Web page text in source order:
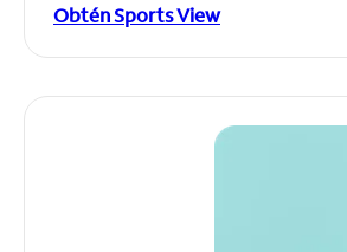
Obtén Sports View